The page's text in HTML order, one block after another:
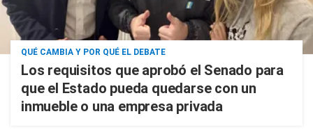
QUÉ CAMBIA Y POR QUÉ EL DEBATE
Los requisitos que aprobó el Senado para
que el Estado pueda quedarse con un
inmueble o una empresa privada